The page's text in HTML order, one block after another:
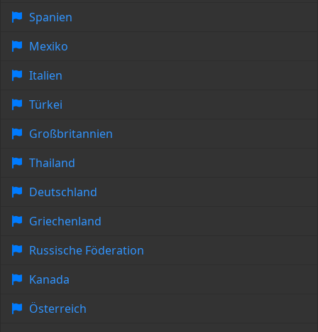
Spanien
Mexiko
Italien
Türkei
Großbritannien
Thailand
Deutschland
Griechenland
Russische Föderation
Kanada
Österreich